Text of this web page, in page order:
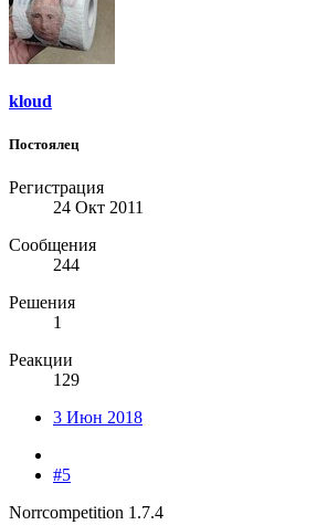
kloud
Постоялец
Регистрация
24 Окт 2011
Сообщения
244
Решения
1
Реакции
129
3 Июн 2018
#5
Norrcompetition 1.7.4